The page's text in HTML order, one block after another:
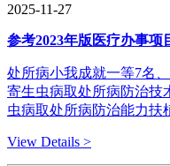
2025-11-27
参考2023年版医疗办事项
处所病小我成就一等7名
寄生虫病取处所病防治技
虫病取处所病防治能力扶
View Details >